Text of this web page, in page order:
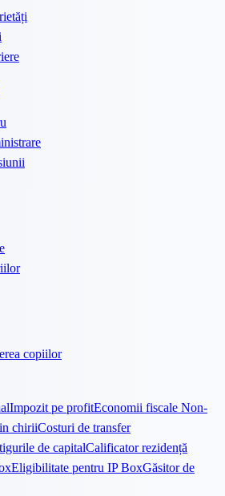
copiilor
Impozit pe profitEconomii fiscale Non-
chiriiCosturi de transfer
de capitalCalificator rezidență
Eligibilitate pentru IP BoxGăsitor de